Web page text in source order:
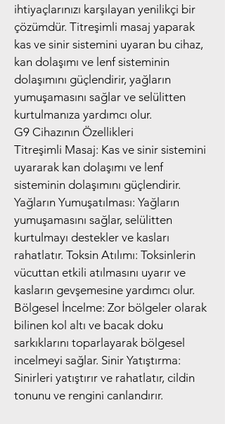
ihtiyaçlarınızı karşılayan yenilikçi bir
çözümdür. Titreşimli masaj yaparak
kas ve sinir sistemini uyaran bu cihaz,
kan dolaşımı ve lenf sisteminin
dolaşımını güçlendirir, yağların
yumuşamasını sağlar ve selülitten
kurtulmanıza yardımcı olur.
G9 Cihazının Özellikleri
Titreşimli Masaj: Kas ve sinir sistemini
uyararak kan dolaşımı ve lenf
sisteminin dolaşımını güçlendirir.
Yağların Yumuşatılması: Yağların
yumuşamasını sağlar, selülitten
kurtulmayı destekler ve kasları
rahatlatır. Toksin Atılımı: Toksinlerin
vücuttan etkili atılmasını uyarır ve
kasların gevşemesine yardımcı olur.
Bölgesel İncelme: Zor bölgeler olarak
bilinen kol altı ve bacak doku
sarkıklarını toparlayarak bölgesel
incelmeyi sağlar. Sinir Yatıştırma:
Sinirleri yatıştırır ve rahatlatır, cildin
tonunu ve rengini canlandırır.